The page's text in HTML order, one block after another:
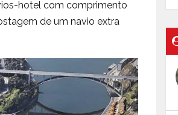
hotel com comprimento
de um navio extra